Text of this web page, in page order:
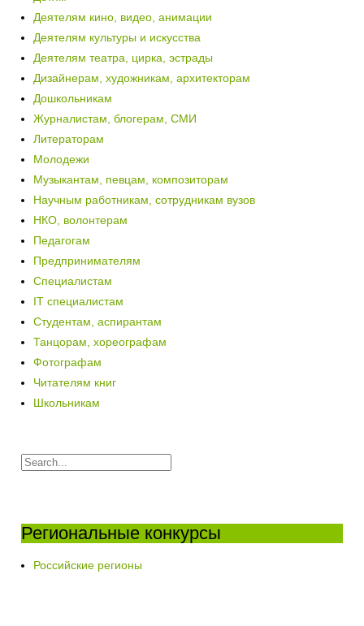
Деятелям кино, видео, анимации
Деятелям культуры и искусства
Деятелям театра, цирка, эстрады
Дизайнерам, художникам, архитекторам
Дошкольникам
Журналистам, блогерам, СМИ
Литераторам
Молодежи
Музыкантам, певцам, композиторам
Научным работникам, сотрудникам вузов
НКО, волонтерам
Педагогам
Предпринимателям
Специалистам
IT специалистам
Студентам, аспирантам
Танцорам, хореографам
Фотографам
Читателям книг
Школьникам
Региональные конкурсы
Российские регионы